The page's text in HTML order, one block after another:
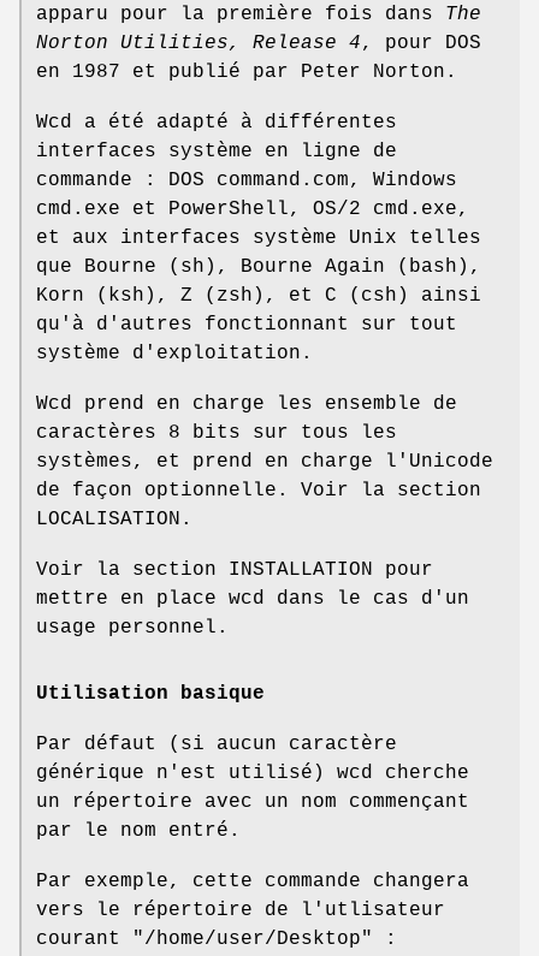
apparu pour la première fois dans The
Norton Utilities, Release 4, pour DOS
en 1987 et publié par Peter Norton.
Wcd a été adapté à différentes
interfaces système en ligne de
commande : DOS command.com, Windows
cmd.exe et PowerShell, OS/2 cmd.exe,
et aux interfaces système Unix telles
que Bourne (sh), Bourne Again (bash),
Korn (ksh), Z (zsh), et C (csh) ainsi
qu'à d'autres fonctionnant sur tout
système d'exploitation.
Wcd prend en charge les ensemble de
caractères 8 bits sur tous les
systèmes, et prend en charge l'Unicode
de façon optionnelle. Voir la section
LOCALISATION.
Voir la section INSTALLATION pour
mettre en place wcd dans le cas d'un
usage personnel.
Utilisation basique
Par défaut (si aucun caractère
générique n'est utilisé) wcd cherche
un répertoire avec un nom commençant
par le nom entré.
Par exemple, cette commande changera
vers le répertoire de l'utlisateur
courant
"/home/user/Desktop" :